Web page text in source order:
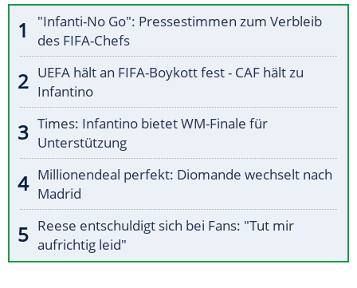
"Infanti-No Go": Pressestimmen zum Verbleib
des FIFA-Chefs
UEFA hält an FIFA-Boykott fest - CAF hält zu
Infantino
Times: Infantino bietet WM-Finale für
Unterstützung
Millionendeal perfekt: Diomande wechselt nach
Madrid
Reese entschuldigt sich bei Fans: "Tut mir
aufrichtig leid"